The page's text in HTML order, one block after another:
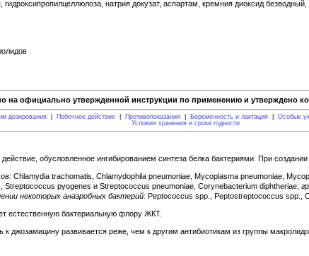
натрия докузат, аспартам, кремния диоксид
на официально утвержденной инструкции по применению и утверждено
дозирования Побочное действие Противопоказания Беременность и лактация Особые
Условия хранения и сроки годности
обусловленное ингибированием синтеза белка бактериями. При
Chlamydia trachomatis, Chlamydophila pneumoniae, Mycoplasma pneumoniae,
Streptococcus pyogenes и Streptococcus pneumoniae, Corynebacterium diphtheriae;
некоторых анаэробных бактерий: Peptococcus spp., Peptostreptococcus spp.,
естественную бактериальную флору ЖКТ.
джозамицину развивается реже, чем к другим антибиотикам из группы